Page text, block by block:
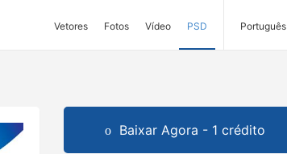
Vetores Fotos Vídeo PSD Português
Baixar Agora - 1 crédito